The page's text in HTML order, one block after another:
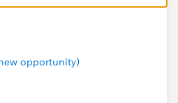
opportunity)